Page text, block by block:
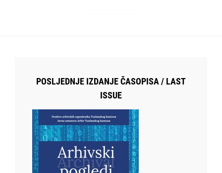
POSLJEDNJE IZDANJE ČASOPISA / LAST
ISSUE